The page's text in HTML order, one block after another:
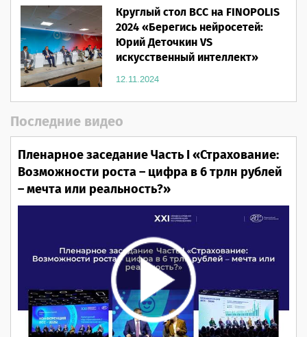
Круглый стол ВСС на FINOPOLIS
2024 «Берегись нейросетей:
Юрий Деточкин VS
искусственный интеллект»
12.11.2024
Последние видео
Пленарное заседание Часть I «Страхование:
Возможности роста – цифра в 6 трлн рублей
– мечта или реальность?»